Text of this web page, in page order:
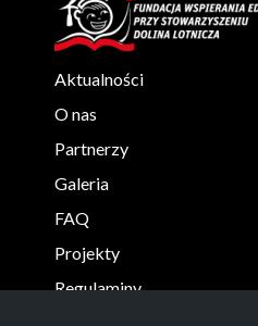
Aktualności
O nas
Partnerzy
Galeria
FAQ
Projekty
Regulaminy